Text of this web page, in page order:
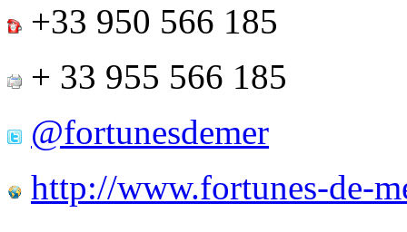
+33 950 566 185
+ 33 955 566 185
@fortunesdemer
http://www.fortunes-de-